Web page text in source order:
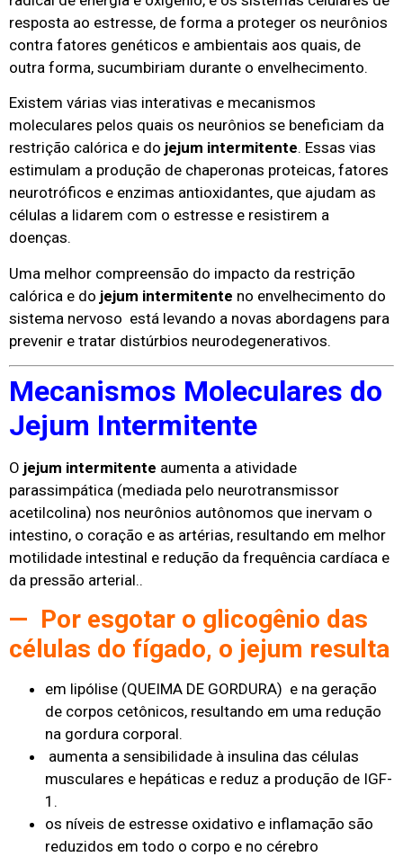
resposta ao estresse, de forma a proteger os neurônios
contra fatores genéticos e ambientais aos quais, de
outra forma, sucumbiriam durante o envelhecimento.
Existem várias vias interativas e mecanismos
moleculares pelos quais os neurônios se beneficiam da
restrição calórica e do jejum intermitente. Essas vias
estimulam a produção de chaperonas proteicas, fatores
neurotróficos e enzimas antioxidantes, que ajudam as
células a lidarem com o estresse e resistirem a
doenças.
Uma melhor compreensão do impacto da restrição
calórica e do jejum intermitente no envelhecimento do
sistema nervoso está levando a novas abordagens para
prevenir e tratar distúrbios neurodegenerativos.
Mecanismos Moleculares do
Jejum Intermitente
O jejum intermitente aumenta a atividade
parassimpática (mediada pelo neurotransmissor
acetilcolina) nos neurônios autônomos que inervam o
intestino, o coração e as artérias, resultando em melhor
motilidade intestinal e redução da frequência cardíaca e
da pressão arterial..
— Por esgotar o glicogênio das
células do fígado, o jejum resulta
em lipólise (QUEIMA DE GORDURA) e na geração
de corpos cetônicos, resultando em uma redução
na gordura corporal.
aumenta a sensibilidade à insulina das células
musculares e hepáticas e reduz a produção de IGF-
1.
os níveis de estresse oxidativo e inflamação são
reduzidos em todo o corpo e no cérebro